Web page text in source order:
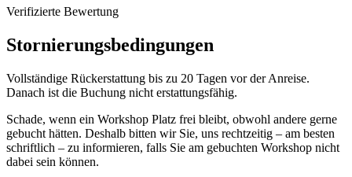
Verifizierte Bewertung
Stornierungsbedingungen
Vollständige Rückerstattung bis zu 20 Tagen vor der Anreise.
Danach ist die Buchung nicht erstattungsfähig.
Schade, wenn ein Workshop Platz frei bleibt, obwohl andere gerne
gebucht hätten. Deshalb bitten wir Sie, uns rechtzeitig – am besten
schriftlich – zu informieren, falls Sie am gebuchten Workshop nicht
dabei sein können.